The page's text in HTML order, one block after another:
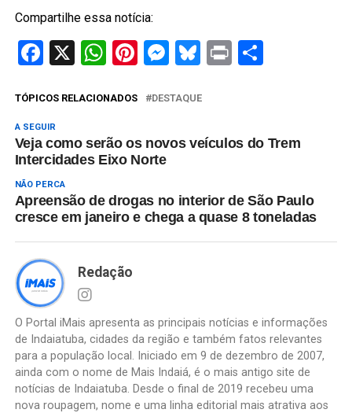
Compartilhe essa notícia:
Facebook
X WhatsApp
Pinterest
Messenger
Bluesky
PrintShare
TÓPICOS RELACIONADOS DESTAQUE
A SEGUIR
Veja como serão os novos veículos do Trem
Intercidades Eixo Norte
NÃO PERCA
Apreensão de drogas no interior de São Paulo
cresce em janeiro e chega a quase 8 toneladas
Redação
O Portal iMais apresenta as principais notícias e informações
de Indaiatuba, cidades da região e também fatos relevantes
para a população local. Iniciado em 9 de dezembro de 2007,
ainda com o nome de Mais Indaiá, é o mais antigo site de
notícias de Indaiatuba. Desde o final de 2019 recebeu uma
nova roupagem, nome e uma linha editorial mais atrativa aos